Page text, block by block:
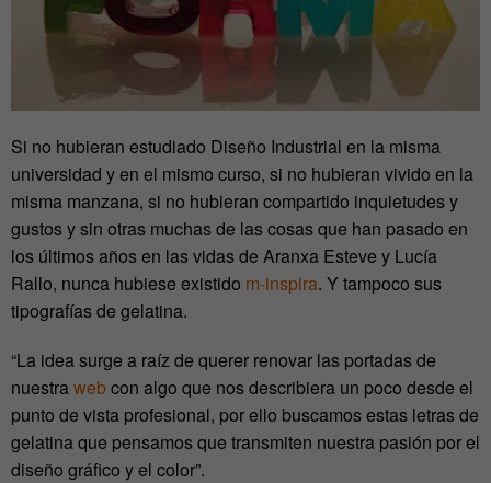
Si no hubieran estudiado Diseño Industrial en la misma
universidad y en el mismo curso, si no hubieran vivido en la
misma manzana, si no hubieran compartido inquietudes y
gustos y sin otras muchas de las cosas que han pasado en
los últimos años en las vidas de Aranxa Esteve y Lucía
Rallo, nunca hubiese existido m-inspira. Y tampoco sus
tipografías de gelatina.
“La idea surge a raíz de querer renovar las portadas de
nuestra webcon algo que nos describiera un poco desde el
punto de vista profesional, por ello buscamos estas letras de
gelatina que pensamos que transmiten nuestra pasión por el
diseño gráfico y el color”.